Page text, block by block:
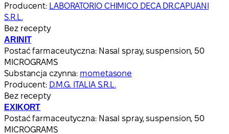
Producent: LABORATORIO CHIMICO DECA DR.CAPUANI
S.R.L.
Bez recepty
ARINIT
Postać farmaceutyczna: Nasal spray, suspension, 50
MICROGRAMS
Substancja czynna: mometasone
Producent: D.M.G. ITALIA S.R.L.
Bez recepty
EXIKORT
Postać farmaceutyczna: Nasal spray, suspension, 50
MICROGRAMS